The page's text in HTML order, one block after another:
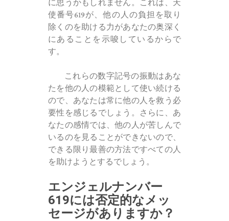
に思うかもしれません。これは、天
使番号619が、他の人の負担を取り
除くのを助ける力があなたの奥深く
にあることを示唆しているからで
す。
これらの数字記号の振動はあな
たを他の人の模範として使い続ける
ので、あなたは常に他の人を救う必
要性を感じるでしょう。さらに、あ
なたの感情では、他の人が苦しんで
いるのを見ることができないので、
できる限り最善の方法ですべての人
を助けようとするでしょう。
エンジェルナンバー
619には否定的なメッ
セージがありますか？